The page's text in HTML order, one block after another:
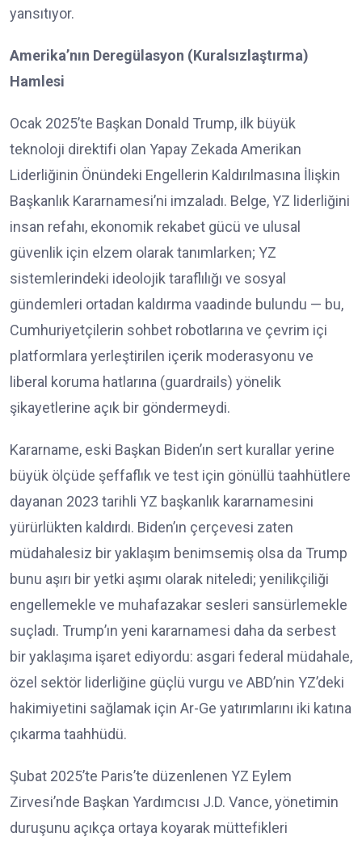
yansıtıyor.
Amerika’nın Deregülasyon (Kuralsızlaştırma)
Hamlesi
Ocak 2025’te Başkan Donald Trump, ilk büyük
teknoloji direktifi olan Yapay Zekada Amerikan
Liderliğinin Önündeki Engellerin Kaldırılmasına İlişkin
Başkanlık Kararnamesi’ni imzaladı. Belge, YZ liderliğini
insan refahı, ekonomik rekabet gücü ve ulusal
güvenlik için elzem olarak tanımlarken; YZ
sistemlerindeki ideolojik taraflılığı ve sosyal
gündemleri ortadan kaldırma vaadinde bulundu — bu,
Cumhuriyetçilerin sohbet robotlarına ve çevrim içi
platformlara yerleştirilen içerik moderasyonu ve
liberal koruma hatlarına (guardrails) yönelik
şikayetlerine açık bir göndermeydi.
Kararname, eski Başkan Biden’ın sert kurallar yerine
büyük ölçüde şeffaflık ve test için gönüllü taahhütlere
dayanan 2023 tarihli YZ başkanlık kararnamesini
yürürlükten kaldırdı. Biden’ın çerçevesi zaten
müdahalesiz bir yaklaşım benimsemiş olsa da Trump
bunu aşırı bir yetki aşımı olarak niteledi; yenilikçiliği
engellemekle ve muhafazakar sesleri sansürlemekle
suçladı. Trump’ın yeni kararnamesi daha da serbest
bir yaklaşıma işaret ediyordu: asgari federal müdahale,
özel sektör liderliğine güçlü vurgu ve ABD’nin YZ’deki
hakimiyetini sağlamak için Ar-Ge yatırımlarını iki katına
çıkarma taahhüdü.
Şubat 2025’te Paris’te düzenlenen YZ Eylem
Zirvesi’nde Başkan Yardımcısı J.D. Vance, yönetimin
duruşunu açıkça ortaya koyarak müttefikleri